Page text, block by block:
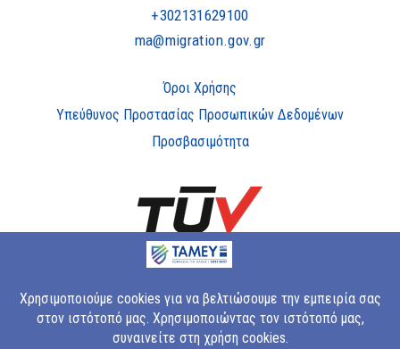
+302131629100
ma@migration.gov.gr
Όροι Χρήσης
Υπεύθυνος Προστασίας Προσωπικών Δεδομένων
Προσβασιμότητα